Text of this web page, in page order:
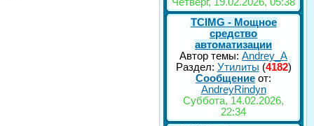
Четверг, 19.02.2026, 05:38
TCIMG - Мощное
средство
автоматизации
Автор темы: Andrey_A
Раздел: Утилиты (4182)
Сообщение от:
AndreyRindyn
Суббота, 14.02.2026,
22:34